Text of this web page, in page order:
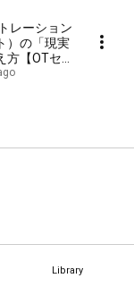
Library
レーション
）の「現実
方【OTセ